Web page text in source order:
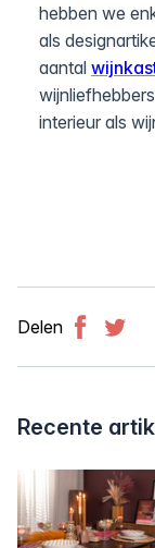
hebben we
als
aantal
interieur als
Delen
Recente